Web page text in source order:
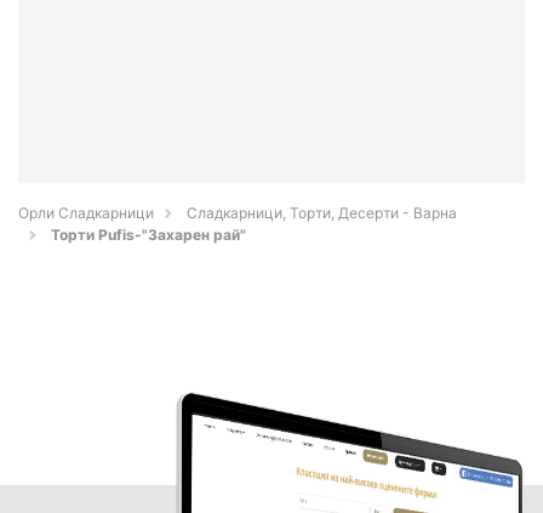
Орли Сладкарници
Сладкарници, Торти, Десерти - Варна
Торти Pufis-"Захарен рай"